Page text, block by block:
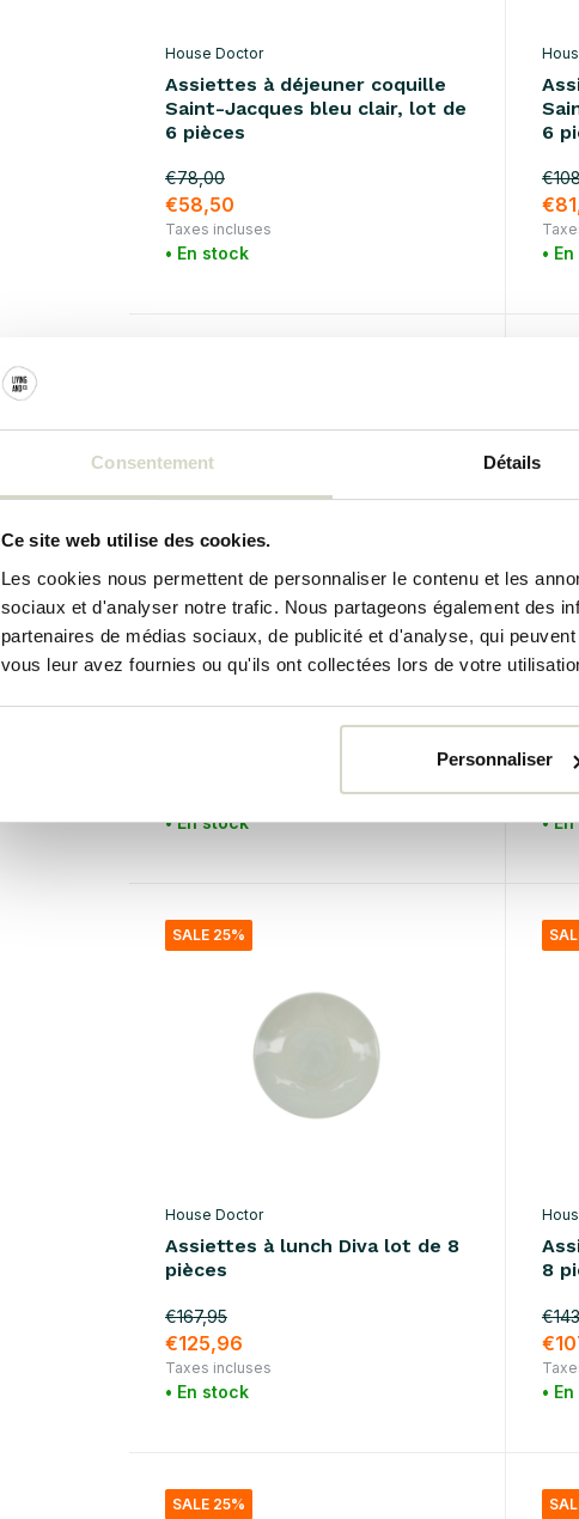
Consentement Détails
Ce site web utilise des cookies.
Les cookies nous permettent de personnaliser le contenu et les
sociaux et d'analyser notre trafic. Nous partageons également des
partenaires de médias sociaux, de publicité et d'analyse, qui
vous leur avez fournies ou qu'ils ont collectées lors de votre
Personnaliser
House Doctor
Assiettes à déjeuner coquille
Saint-Jacques bleu clair, lot de
6 pièces
€78,00
€58,50
Taxes incluses
• En stock
6
•
House Doctor
More assiettes plates gris lot
de 6 pièces
• En stock
set
•
SALE 25%
House Doctor
Assiettes à lunch Diva lot de 8
pièces
€167,95
€125,96
Taxes incluses
• En stock
8
•
SALE 25%